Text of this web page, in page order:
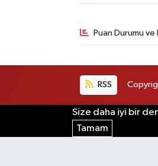
Puan Durumu ve
RSS
Size daha iyi bir
Tamam